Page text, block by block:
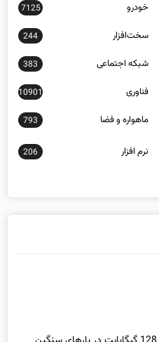
خودرو 7125
سخت‌افزار 244
شبكه اجتماعی 383
فناوری 10901
ماهواره و فضا 793
نرم افزار 206